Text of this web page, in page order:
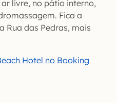
livre, no pátio interno,
Fica a
Rua das Pedras, mais
Hotel no Booking